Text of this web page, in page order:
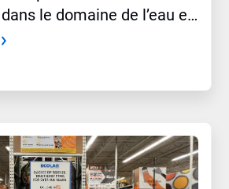
le domaine de l’eau et